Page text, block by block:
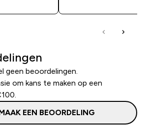
geen beoordelingen.
om kans te maken op een
EEN BEOORDELING